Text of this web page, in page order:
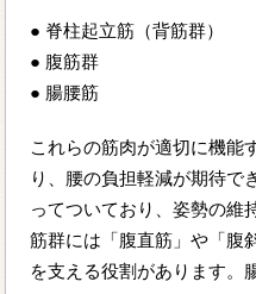
● 脊柱起立筋（背筋群）
● 腹筋群
● 腸腰筋
これらの筋肉が適切に機能
り、腰の負担軽減が期待で
ってついており、姿勢の維
筋群には「腹直筋」や「腹
を支える役割があります。